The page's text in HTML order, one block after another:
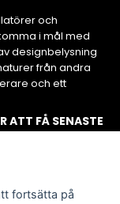
och
i mål med
designbelysning
från andra
och ett
ATT FÅ SENASTE
fortsätta på